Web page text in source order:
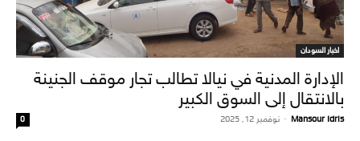
اخبار السودان
الإدارة المدنية في نيالا تطالب تجار موقف الجنينة
بالانتقال إلى السوق الكبير
Mansour Idris
- نوفمبر 12, 2025 0